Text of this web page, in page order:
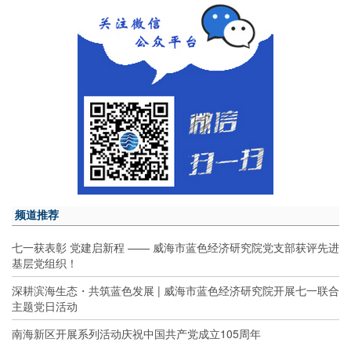
频道推荐
七一获表彰 党建启新程 —— 威海市蓝色经济研究院党支部获评先进
基层党组织！
深耕滨海生态・共筑蓝色发展 | 威海市蓝色经济研究院开展七一联合
主题党日活动
南海新区开展系列活动庆祝中国共产党成立105周年